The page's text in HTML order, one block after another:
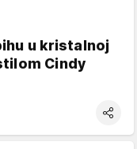
u kristalnoj
Cindy